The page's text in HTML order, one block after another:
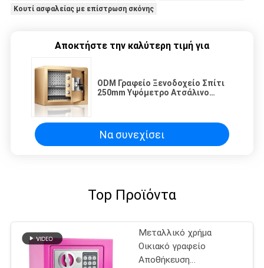
Κουτί ασφαλείας με επίστρωση σκόνης
Αποκτήστε την καλύτερη τιμή για
ODM Γραφείο Ξενοδοχείο Σπίτι
250mm Υψόμετρο Ατσάλινο
Να συνεχίσει
Top Προϊόντα
Μεταλλικό χρήμα
Οικιακό γραφείο
Αποθήκευση